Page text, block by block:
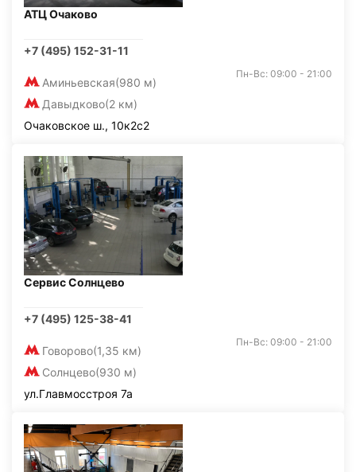
АТЦ Очаково
+7 (495) 152-31-11
Аминьевская(980 м)
Давыдково(2 км)
Пн-Вс: 09:00 - 21:00
Очаковское ш., 10к2с2
Сервис Солнцево
+7 (495) 125-38-41
Говорово(1,35 км)
Солнцево(930 м)
Пн-Вс: 09:00 - 21:00
ул.Главмосстроя 7а